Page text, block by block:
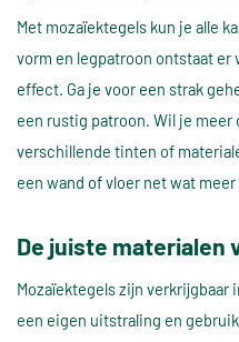
Met mozaïektegels kun je alle
vorm en legpatroon ontstaat
effect. Ga je voor een strak
een rustig patroon. Wil je
verschillende tinten of
een wand of vloer net wat
De juiste materialen
Mozaïektegels zijn
een eigen uitstraling en